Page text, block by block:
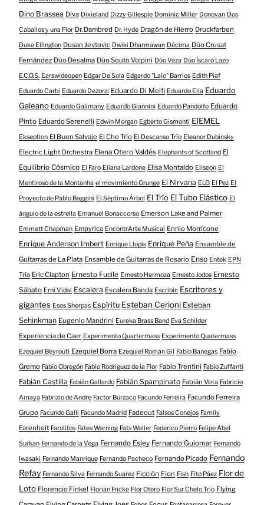
Dino Brassea Diva Dixieland Dizzy Gillespie Dominic Miller Donovan Dos
Caballos y una Flor Dr. Dambred Dr. Hyde Dragón de Hierro Druckfarben
Duke Ellington Dusan Jevtovic Dwiki Dharmawan Décima Dúo Crusat
Fernández Dúo Desalma Dúo Souto Volpini Dúo Veza Dúo Íscaro Lazo
E.C.O.S. Earswideopen Edgar De Sola Edgardo "Lalo" Barrios Edith Piaf
Eduardo Carbi Eduardo Dezorzi Eduardo Di Melfi Eduardo Elia Eduardo
Galeano Eduardo Galimany Eduardo Giannini Eduardo Pandolfo Eduardo
Pinto Eduardo Serenelli Edwin Morgan Egberto Gismonti EIEMEL
Ekseption El Buen Salvaje El Che Trío El Descanso Trío Eleanor Dubinsky
Electric Light Orchestra Elena Otero Valdés Elephants of Scotland El
Equilibrio Cósmico El Faro Eliana Lardone Elisa Montaldo Eliseon El
Mentiroso de la Montanha el movimiento Grunge El Nirvana ELO El Pez El
Proyecto de Pablo Baggini El Séptimo Árbol El Trío El Tubo Elástico El
ángulo de la estrella Emanuel Bonaccorso Emerson Lake and Palmer
Emmett Chapman Empyrica EncontrArte Musical Ennio Morricone
Enrique Anderson Imbert Enrique Llopis Enrique Peña Ensamble de
Guitarras de La Plata Ensamble de Guitarras de Rosario Enso Entek EPN
Trío Eric Clapton Ernesto Fucile Ernesto Hermoza Ernesto Jodos Ernesto
Sábato Erni Vidal Escalera Escalera Banda Escribir: Escritores y
gigantes Esos Sherpas Espíritu Esteban Cerioni Esteban
Sehinkman Eugenio Mandrini Eureka Brass Band Eva Schilder
Experiencia de Caer Experimento Quartermass Experimento Quatermass
Ezequiel Beyrouti Ezequiel Borra Ezequiel Román Gil Fabio Banegas Fabio
Gremo Fabio Obregón Fabio Rodriguez de la Flor Fabio Trentini Fabio Zuffanti
Fabián Castilla Fabián Gallardo Fabián Spampinato Fabián Vera Fabricio
Amaya Fabrizio de Andre Factor Burzaco Facundo Ferreira Facundo Ferreira
Grupo Facundo Galli Facundo Madrid Fadeout Falsos Conejos Family
Farenheit Farolitos Fates Warning Fats Waller Federico Pierro Felipe Abel
Surkan Fernando de la Vega Fernando Esley Fernando Guiomar Fernando
Iwasaki Fernando Manrique Fernando Pacheco Fernando Picado Fernando
Refay Fernando Silva Fernando Suarez Ficción Fion Fish Fito Páez Flor de
Loto Florencio Finkel Florian Fricke Flor Otero Flor Sur Chelo Trío Flying